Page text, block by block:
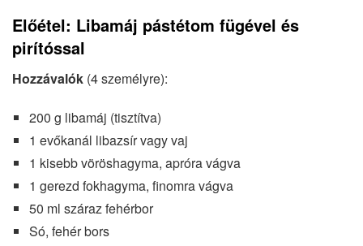
Előétel: Libamáj pástétom fügével és
pirítóssal
Hozzávalók (4 személyre):
200 g libamáj (tisztítva)
1 evőkanál libazsír vagy vaj
1 kisebb vöröshagyma, apróra vágva
1 gerezd fokhagyma, finomra vágva
50 ml száraz fehérbor
Só, fehér bors